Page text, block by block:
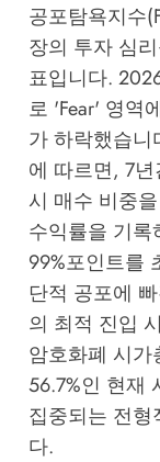
공포탐욕지수
장의 투자 심
표입니다.
로 'Fear' 영역
가 하락했습니
에 따르면, 7
시 매수 비중
수익률을 기록
99%포인트를
단적 공포에
의 최적 진입
암호화폐 시가
56.7%인 현재
집중되는 전
다.